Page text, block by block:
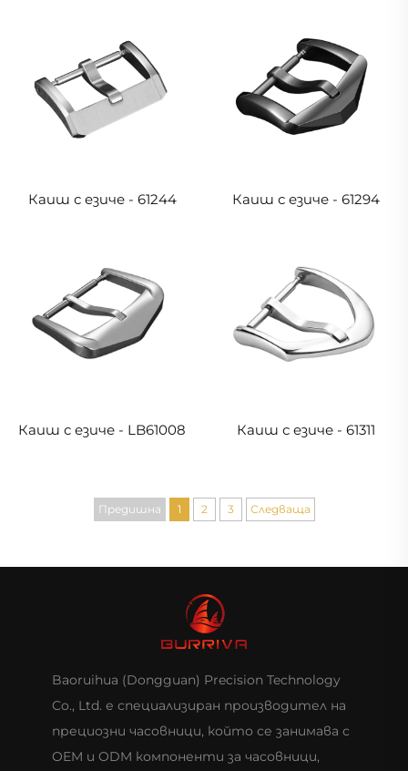
Каиш с езиче - 61244 Каиш с езиче - 61294
Каиш с езиче - LB61008 Каиш с езиче - 61311
Предишна 1 2 3 Следваща
Baoruihua (Dongguan) Precision Technology
Co., Ltd. е специализиран производител на
прециозни часовници, който се занимава с
OEM и ODM компоненти за часовници,